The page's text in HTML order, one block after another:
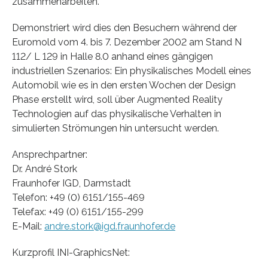
Demonstriert wird dies den Besuchern während der
Euromold vom 4. bis 7. Dezember 2002 am Stand N
112/ L 129 in Halle 8.0 anhand eines gängigen
industriellen Szenarios: Ein physikalisches Modell eines
Automobil wie es in den ersten Wochen der Design
Phase erstellt wird, soll über Augmented Reality
Technologien auf das physikalische Verhalten in
simulierten Strömungen hin untersucht werden.
Ansprechpartner:
Dr. André Stork
Fraunhofer IGD, Darmstadt
Telefon: +49 (0) 6151/155-469
Telefax: +49 (0) 6151/155-299
E-Mail: andre.stork@igd.fraunhofer.de
Kurzprofil INI-GraphicsNet: